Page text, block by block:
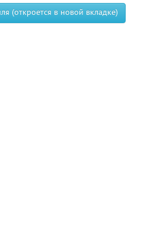
(откроется в новой вкладке)